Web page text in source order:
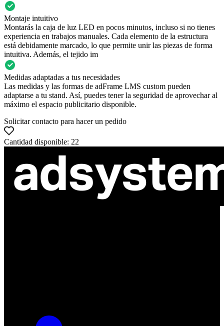
Montaje intuitivo
Montarás la caja de luz LED en pocos minutos, incluso si no tienes
experiencia en trabajos manuales. Cada elemento de la estructura
está debidamente marcado, lo que permite unir las piezas de forma
intuitiva. Además, el tejido im
Medidas adaptadas a tus necesidades
Las medidas y las formas de adFrame LMS custom pueden
adaptarse a tu stand. Así, puedes tener la seguridad de aprovechar al
máximo el espacio publicitario disponible.
Solicitar contacto para hacer un pedido
Cantidad disponible: 22